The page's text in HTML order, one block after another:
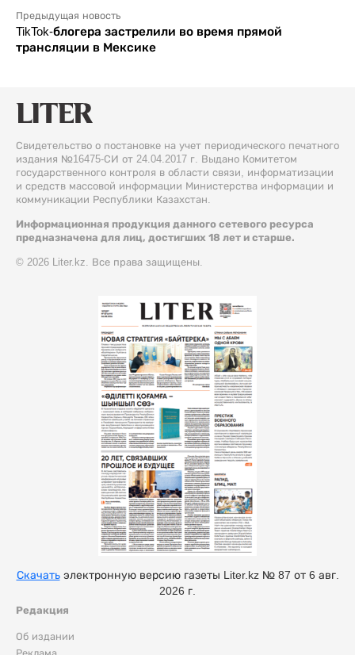
Предыдущая новость
TikTok-блогера застрелили во время прямой
трансляции в Мексике
Свидетельство о постановке на учет периодического печатного
издания №16475-СИ от 24.04.2017 г. Выдано Комитетом
государственного контроля в области связи, информатизации
и средств массовой информации Министерства информации и
коммуникации Республики Казахстан.
Информационная продукция данного сетевого ресурса
предназначена для лиц, достигших 18 лет и старше.
© 2026 Liter.kz. Все права защищены.
Редакция
Об издании
Скачатьэлектронную версию газеты Liter.kz № 87 от 6 авг.
2026 г.